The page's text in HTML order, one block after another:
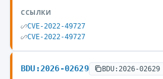
ССЫЛКИ
CVE-2022-49727
CVE-2022-49727
BDU:2026-02629 BDU:2026-02629